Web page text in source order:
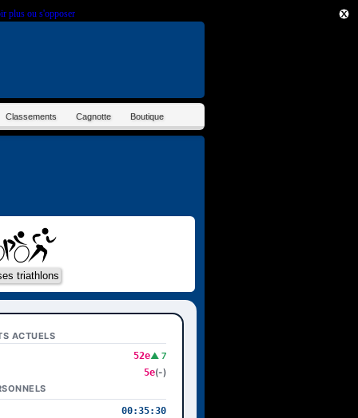
plus ou s'opposer.
Classements Cagnotte Boutique
ACTUELS
52e▲ 7
5e(-)
00:35:30